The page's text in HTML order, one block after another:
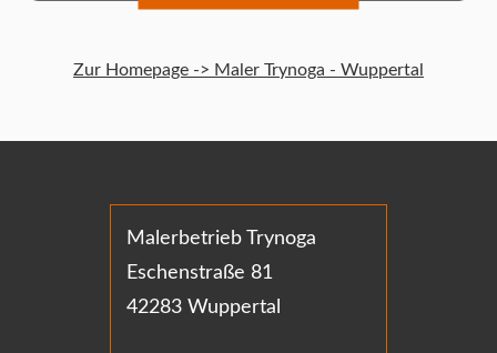
Zur Homepage -> Maler Trynoga - Wuppertal
Malerbetrieb Trynoga
Eschenstraße 81
42283 Wuppertal